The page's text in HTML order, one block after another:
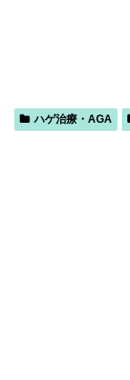
ハゲ治療・AGA